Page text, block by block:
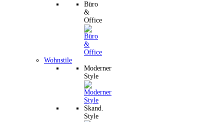
Büro
&
Office
Wohnstile
Moderner
Style
Skand.
Style